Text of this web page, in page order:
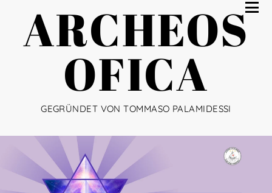
ARCHEOS
OFICA
GEGRÜNDET VON TOMMASO PALAMIDESSI